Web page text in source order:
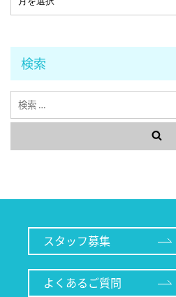
検索
索
スタッフ募集
よくあるご質問